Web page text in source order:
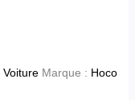
Voiture Marque : Hoco